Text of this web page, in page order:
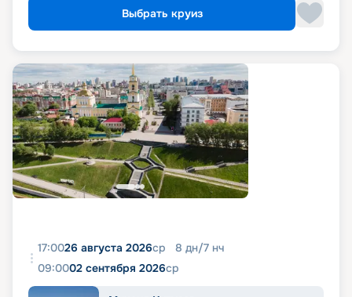
Выбрать круиз
17:0026 августа 2026ср 8 дн/7 нч
09:0002 сентября 2026ср